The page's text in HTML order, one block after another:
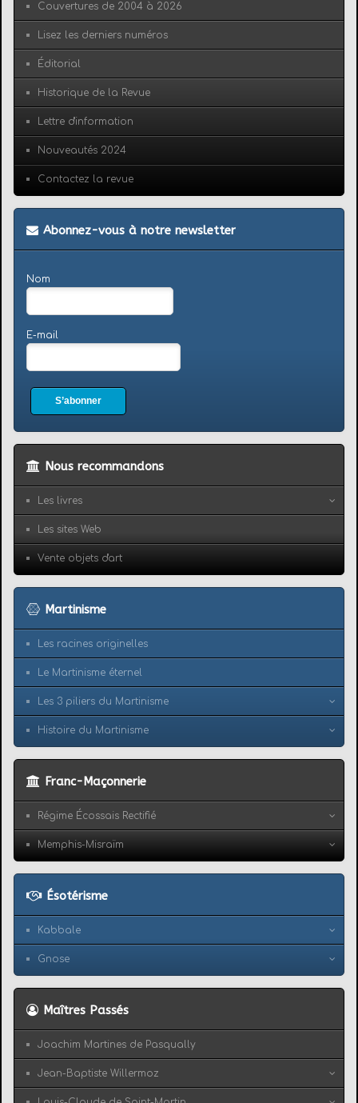
Couvertures de 2004 à 2026
Lisez les derniers numéros
Éditorial
Historique de la Revue
Lettre d'information
Nouveautés 2024
Contactez la revue
Abonnez-vous à notre newsletter
Nom
E-mail
S’abonner
Nous recommandons
Les livres
Les sites Web
Vente objets d'art
Martinisme
Les racines originelles
Le Martinisme éternel
Les 3 piliers du Martinisme
Histoire du Martinisme
Franc-Maçonnerie
Régime Écossais Rectifié
Memphis-Misraïm
Ésotérisme
Kabbale
Gnose
Maîtres Passés
Joachim Martines de Pasqually
Jean-Baptiste Willermoz